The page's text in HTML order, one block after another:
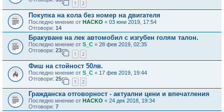
1 2
Покупка на кола без номер на двигателя
Последно мнение от HACKO « 03 юни 2019, 17:54
Отговори: 14
Бракуване на лек автомобил с изгубен голям талон.
Последно мнение от S_C « 28 фев 2019, 02:35
Отговори: 23
1 2
Фиш на стойност 50лв.
Последно мнение от S_C « 17 фев 2019, 19:44
Отговори: 25
1 2
Гражданска отговорност - актуални цени и впечатления
Последно мнение от HACKO « 24 дек 2018, 19:34
Отговори: 7